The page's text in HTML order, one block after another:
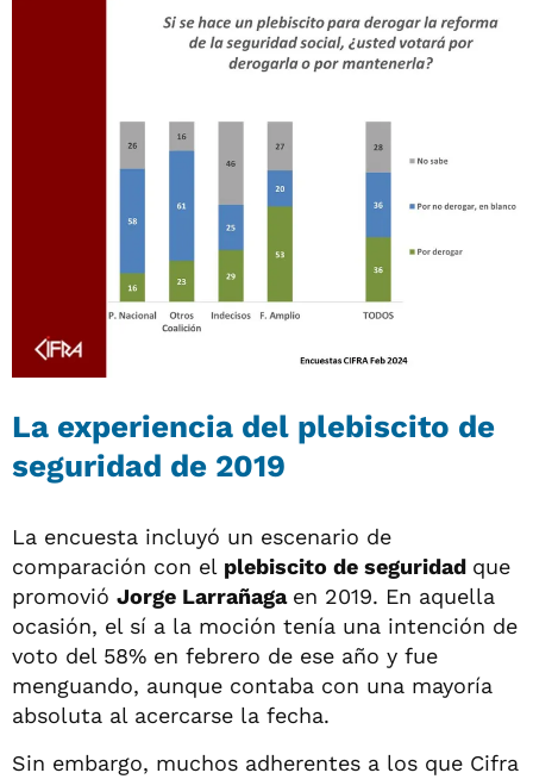
La experiencia del plebiscito de
seguridad de 2019
La encuesta incluyó un escenario de
comparación con el plebiscito de seguridad que
promovió Jorge Larrañaga en 2019. En aquella
ocasión, el sí a la moción tenía una intención de
voto del 58% en febrero de ese año y fue
menguando, aunque contaba con una mayoría
absoluta al acercarse la fecha.
Sin embargo, muchos adherentes a los que Cifra